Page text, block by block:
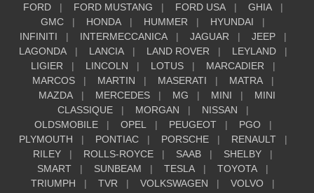
FORD
FORD MUSTANG FORD USA
GHIA
GMC
HONDA HUMMER
HYUNDAI
INFINITI
INTERMECCANICA JAGUAR
JEEP
LAGONDA
LANCIA LAND ROVER
LEYLAND
LIGIER
LINCOLN LOTUS
MARCADIER
MARCOS
MARTIN MASERATI
MATRA
MAZDA
MERCEDES MG MINI
MINI
CLASSIQUE
MORGAN
NISSAN
OLDSMOBILE
OPEL PEUGEOT
PGO
PLYMOUTH
PONTIAC PORSCHE
RENAULT
RILEY
ROLLS-ROYCE SAAB
SHELBY
SMART
SUNBEAM TESLA
TOYOTA
TRIUMPH
TVR VOLKSWAGEN
VOLVO